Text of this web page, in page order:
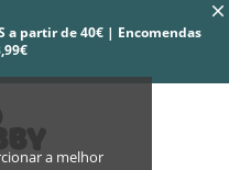
a melhor
a partir de 40€ | Encomendas